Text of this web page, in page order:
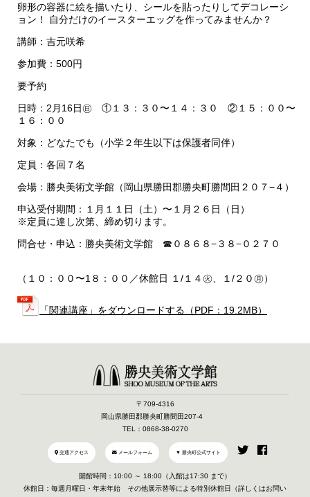
卵形の容器に絵を描いたり、シールを貼ったりしてデコレーシ
ョン！ 自分だけのイースターエッグを作ってみませんか？
講師：吉元咲希
参加費：500円
要予約
日時：2月16日㊐ ①１３：３０〜１４：３０ ②１５：００〜
１６：００
対象：どなたでも（小学２年生以下は保護者同伴）
定員：各回７名
会場：勝央美術文学館（岡山県勝田郡勝央町勝間田２０７−４）
申込受付期間：１月１１日（土）〜１月２６日（日）
※定員に達し次第、締め切ります。
問合せ・申込：勝央美術文学館 ☎０８６８−３８−０２７０
（１０：００〜1８：００／休館日 １/１４㊋、１/２０㊊）
「関連講座」をダウンロードする（PDF：19.2MB）
〒709-4316
岡山県勝田郡勝央町勝間田207-4
TEL：0868-38-0270
交通アクセス メールフォーム ▼ 勝央町公式サイト
開館時間：10:00 ～ 18:00（入館は17:30 まで）
休館日：毎週月曜日・年末年始 その他展示替等による特別休館日（詳しくはお問い